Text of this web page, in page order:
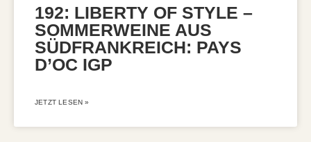
192: LIBERTY OF STYLE –
SOMMERWEINE AUS
SÜDFRANKREICH: PAYS
D’OC IGP
JETZT LESEN »